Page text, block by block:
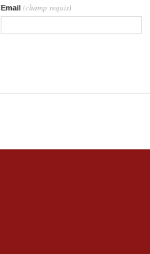
Email (champ requis)